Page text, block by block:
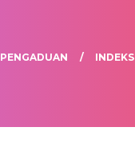
PENGADUAN INDEKS